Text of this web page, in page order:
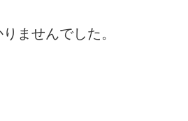
ませんでした。